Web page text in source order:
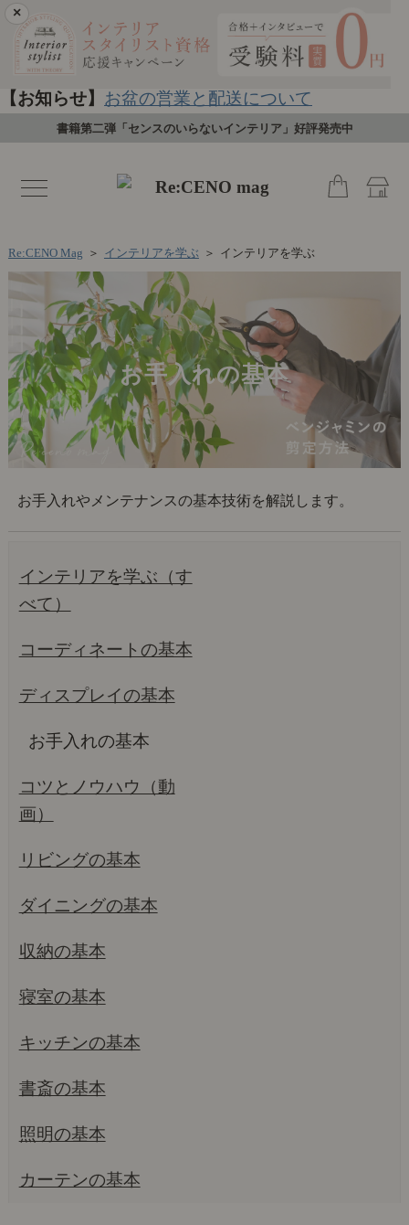
×
【お知らせ】 お盆の営業と配送について
書籍第二弾「センスのいらないインテリア」好評発売中
toggle
navigation
Re:CENO Mag ＞ インテリアを学ぶ ＞ インテリアを学ぶ
お手入れの基本
お手入れやメンテナンスの基本技術を解説します。
インテリアを学ぶ（す
べて）
コーディネートの基本
ディスプレイの基本
お手入れの基本
コツとノウハウ（動
画）
リビングの基本
ダイニングの基本
収納の基本
寝室の基本
キッチンの基本
書斎の基本
照明の基本
カーテンの基本